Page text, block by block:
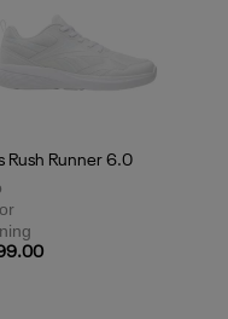
Rush Runner 6.0